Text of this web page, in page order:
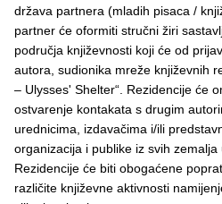
država partnera (mladih pisaca /
partner će oformiti stručni žiri
područja književnosti koji će od
autora, sudionika mreže književnih
– Ulysses' Shelter“. Rezidencije će
ostvarenje kontakata s drugim
urednicima, izdavačima i/ili
organizacija i publike iz svih zemalja
Rezidencije će biti obogaćene
različite književne aktivnosti